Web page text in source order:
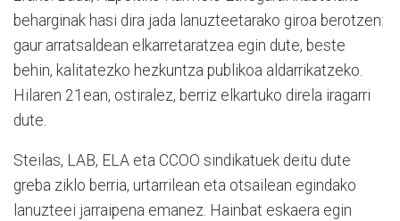
beharginak hasi dira jada lanuzteetarako giroa berotzen:
gaur arratsaldean elkarretaratzea egin dute, beste
behin, kalitatezko hezkuntza publikoa aldarrikatzeko.
Hilaren 21ean, ostiralez, berriz elkartuko direla iragarri
dute.
Steilas, LAB, ELA eta CCOO sindikatuek deitu dute
greba ziklo berria, urtarrilean eta otsailean egindako
lanuzteei jarraipena emanez. Hainbat eskaera egin